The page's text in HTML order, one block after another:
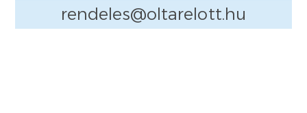
rendeles@oltarelott.hu